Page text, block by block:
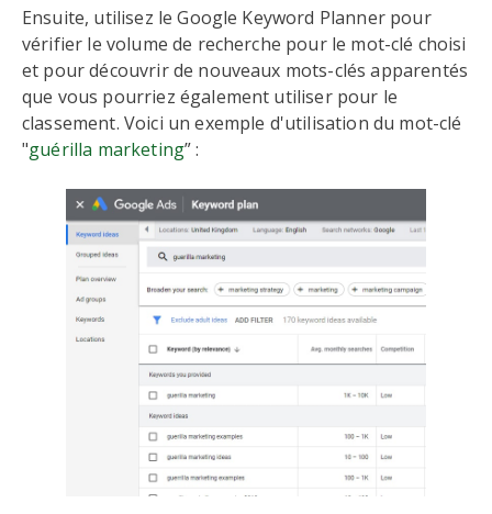
Ensuite, utilisez le Google Keyword Planner pour
vérifier le volume de recherche pour le mot-clé choisi
et pour découvrir de nouveaux mots-clés apparentés
que vous pourriez également utiliser pour le
classement. Voici un exemple d'utilisation du mot-clé
"guérilla marketing” :